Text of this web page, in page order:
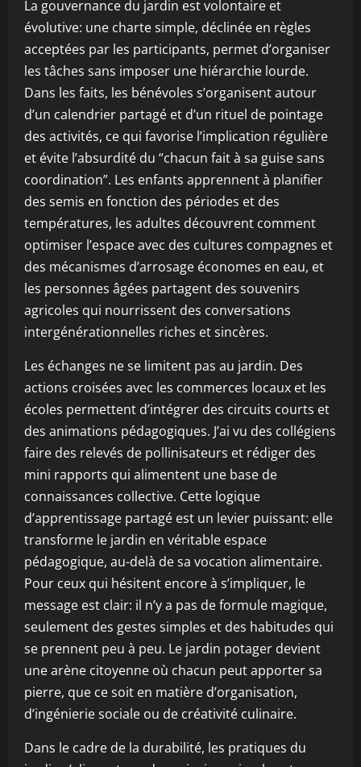
La gouvernance du jardin est volontaire et
évolutive: une charte simple, déclinée en règles
acceptées par les participants, permet d’organiser
les tâches sans imposer une hiérarchie lourde.
Dans les faits, les bénévoles s’organisent autour
d’un calendrier partagé et d’un rituel de pointage
des activités, ce qui favorise l’implication régulière
et évite l’absurdité du “chacun fait à sa guise sans
coordination”. Les enfants apprennent à planifier
des semis en fonction des périodes et des
températures, les adultes découvrent comment
optimiser l’espace avec des cultures compagnes et
des mécanismes d’arrosage économes en eau, et
les personnes âgées partagent des souvenirs
agricoles qui nourrissent des conversations
intergénérationnelles riches et sincères.
Les échanges ne se limitent pas au jardin. Des
actions croisées avec les commerces locaux et les
écoles permettent d’intégrer des circuits courts et
des animations pédagogiques. J’ai vu des collégiens
faire des relevés de pollinisateurs et rédiger des
mini rapports qui alimentent une base de
connaissances collective. Cette logique
d’apprentissage partagé est un levier puissant: elle
transforme le jardin en véritable espace
pédagogique, au-delà de sa vocation alimentaire.
Pour ceux qui hésitent encore à s’impliquer, le
message est clair: il n’y a pas de formule magique,
seulement des gestes simples et des habitudes qui
se prennent peu à peu. Le jardin potager devient
une arène citoyenne où chacun peut apporter sa
pierre, que ce soit en matière d’organisation,
d’ingénierie sociale ou de créativité culinaire.
Dans le cadre de la durabilité, les pratiques du